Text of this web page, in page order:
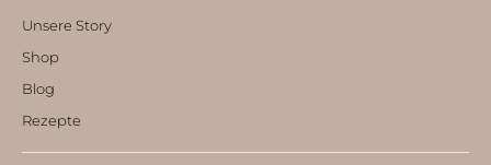
Unsere Story
Shop
Blog
Rezepte